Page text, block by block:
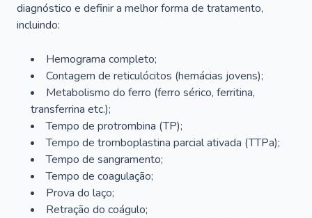
diagnóstico e definir a melhor forma de tratamento,
incluindo:
Hemograma completo;
Contagem de reticulócitos (hemácias jovens);
Metabolismo do ferro (ferro sérico, ferritina,
transferrina etc.);
Tempo de protrombina (TP);
Tempo de tromboplastina parcial ativada (TTPa);
Tempo de sangramento;
Tempo de coagulação;
Prova do laço;
Retração do coágulo;